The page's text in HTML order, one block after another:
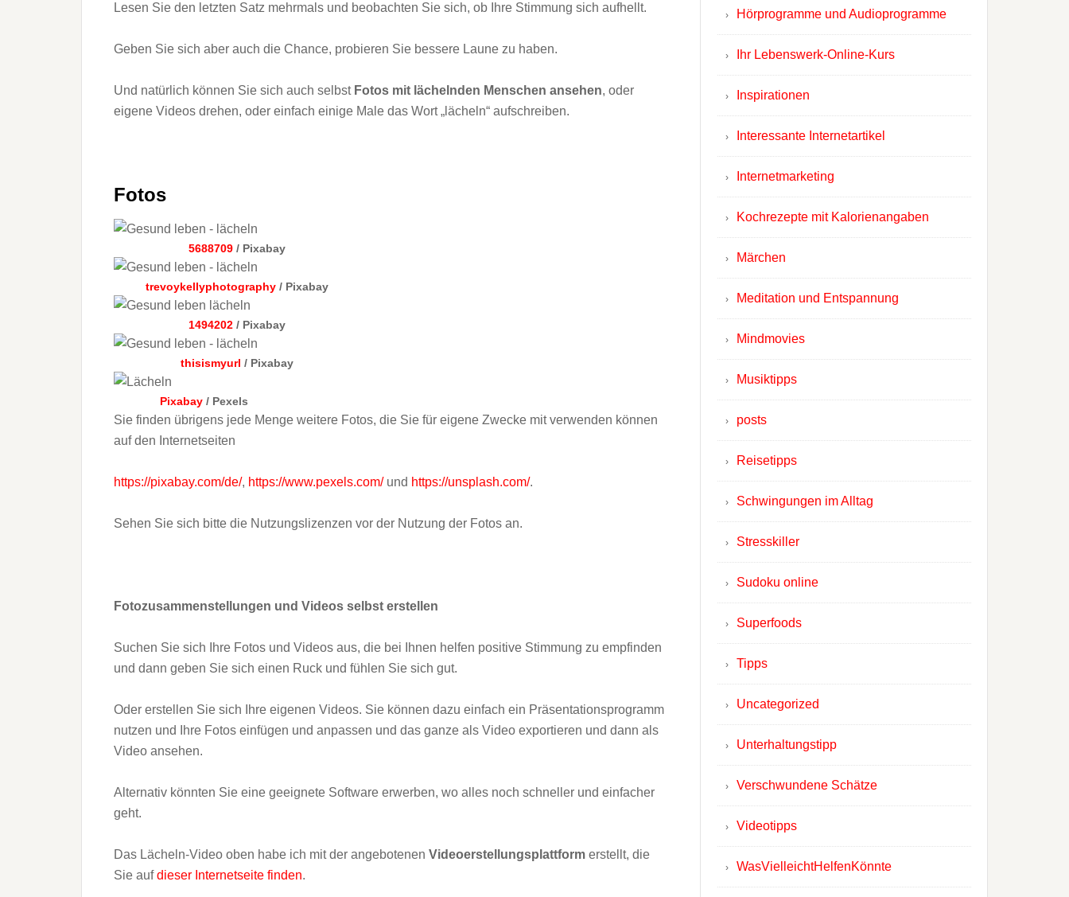
Lesen Sie den letzten Satz mehrmals und beobachten Sie sich, ob Ihre Stimmung sich aufhellt.
Geben Sie sich aber auch die Chance, probieren Sie bessere Laune zu haben.
Und natürlich können Sie sich auch selbst Fotos mit lächelnden Menschen ansehen, oder
eigene Videos drehen, oder einfach einige Male das Wort „lächeln“ aufschreiben.
Fotos
5688709 / Pixabay
trevoykellyphotography / Pixabay
1494202 / Pixabay
thisismyurl / Pixabay
Pixabay / Pexels
Sie finden übrigens jede Menge weitere Fotos, die Sie für eigene Zwecke mit verwenden können
auf den Internetseiten
https://pixabay.com/de/, https://www.pexels.com/und https://unsplash.com/.
Sehen Sie sich bitte die Nutzungslizenzen vor der Nutzung der Fotos an.
Fotozusammenstellungen und Videos selbst erstellen
Suchen Sie sich Ihre Fotos und Videos aus, die bei Ihnen helfen positive Stimmung zu empfinden
und dann geben Sie sich einen Ruck und fühlen Sie sich gut.
Oder erstellen Sie sich Ihre eigenen Videos. Sie können dazu einfach ein Präsentationsprogramm
nutzen und Ihre Fotos einfügen und anpassen und das ganze als Video exportieren und dann als
Video ansehen.
Alternativ könnten Sie eine geeignete Software erwerben, wo alles noch schneller und einfacher
geht.
Das Lächeln-Video oben habe ich mit der angebotenen Videoerstellungsplattform erstellt, die
Sie aufdieser Internetseite finden.
Hörprogramme und Audioprogramme
Ihr Lebenswerk-Online-Kurs
Inspirationen
Interessante Internetartikel
Internetmarketing
Kochrezepte mit Kalorienangaben
Märchen
Meditation und Entspannung
Mindmovies
Musiktipps
posts
Reisetipps
Schwingungen im Alltag
Stresskiller
Sudoku online
Superfoods
Tipps
Uncategorized
Unterhaltungstipp
Verschwundene Schätze
Videotipps
WasVielleichtHelfenKönnte